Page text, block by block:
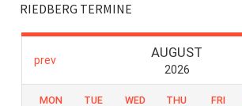
RIEDBERG TERMINE